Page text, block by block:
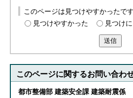
このページは見つけやすかったで
見つけやすかった
見つけ
送信
このページに関するお問い合わ
都市整備部 建築安全課 建築耐震係